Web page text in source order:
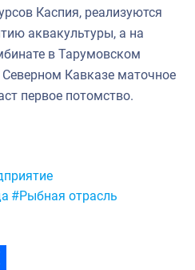
Каспия, реализуются
аквакультуры, а на
в Тарумовском
Кавказе маточное
первое потомство.
#Рыбная отрасль